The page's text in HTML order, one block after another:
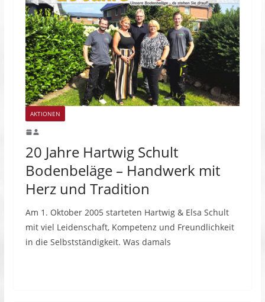
AKTIONEN
20 Jahre Hartwig Schult
Bodenbeläge – Handwerk mit
Herz und Tradition
Am 1. Oktober 2005 starteten Hartwig & Elsa Schult
mit viel Leidenschaft, Kompetenz und Freundlichkeit
in die Selbstständigkeit. Was damals